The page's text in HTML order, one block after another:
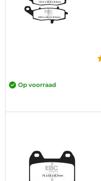
Op voorraad